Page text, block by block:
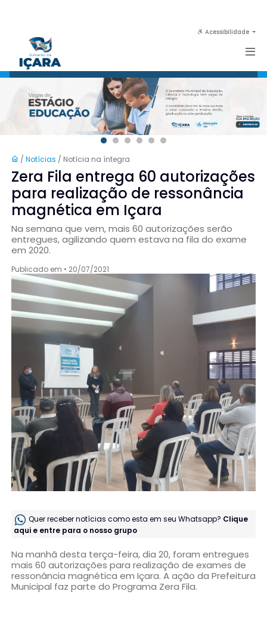
Acessibilidade
/ Notícias / Notícia na íntegra
Zera Fila entrega 60 autorizações
para realização de ressonância
magnética em Içara
Na semana que vem, mais 60 autorizações serão
entregues, agilizando quem estava na fila do exame
em 2020.
Publicado em • 20/07/2021
Quer receber notícias como esta em seu Whatsapp? Clique
aqui e entre para o nosso grupo
Na manhã desta terça-feira, dia 20, foram entregues
mais 60 autorizações para realização de exames de
ressonância magnética em Içara. A ação da Prefeitura
Municipal faz parte do Programa Zera Fila.